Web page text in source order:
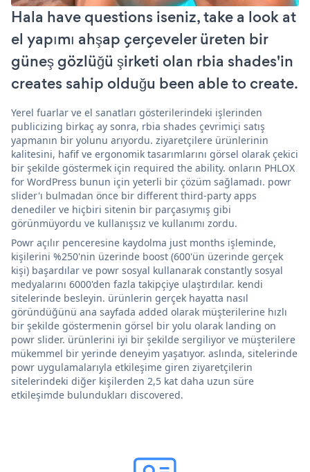
Hala have questions iseniz, take a look at
el yapımı ahşap çerçeveler üreten bir
güneş gözlüğü şirketi olan rbia shades'in
creates sahip olduğu been able to create.
Yerel fuarlar ve el sanatları gösterilerindeki işlerinden
publicizing birkaç ay sonra, rbia shades çevrimiçi satış
yapmanın bir yolunu arıyordu. ziyaretçilere ürünlerinin
kalitesini, hafif ve ergonomik tasarımlarını görsel olarak çekici
bir şekilde göstermek için required the ability. onların PHLOX
for WordPress bunun için yeterli bir çözüm sağlamadı. powr
slider'ı bulmadan önce bir different third-party apps
denediler ve hiçbiri sitenin bir parçasıymış gibi
görünmüyordu ve kullanışsız ve kullanımı zordu.
Powr açılır penceresine kaydolma just months işleminde,
kişilerini %250'nin üzerinde boost (600'ün üzerinde gerçek
kişi) başardılar ve powr sosyal kullanarak constantly sosyal
medyalarını 6000'den fazla takipçiye ulaştırdılar. kendi
sitelerinde besleyin. ürünlerin gerçek hayatta nasıl
göründüğünü ana sayfada added olarak müşterilerine hızlı
bir şekilde göstermenin görsel bir yolu olarak landing on
powr slider. ürünlerini iyi bir şekilde sergiliyor ve müşterilere
mükemmel bir yerinde deneyim yaşatıyor. aslında, sitelerinde
powr uygulamalarıyla etkileşime giren ziyaretçilerin
sitelerindeki diğer kişilerden 2,5 kat daha uzun süre
etkileşimde bulundukları discovered.